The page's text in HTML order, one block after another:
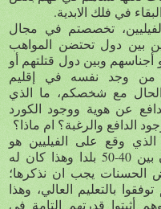
في فلك الابدية.
تخصصتم في مجال
بين دول تحتضن المواهب
أجناسهم وبين دول قتلتهم أو
من وجد نفسه في إقليم
مع شخصكم، ما الذي
عن هوية ووجود الكورد
الدافع والرغبة؟ ام ماذا؟
وقع على الفيليين هو
تشتتهم، لأن الفيليين حالياً متوزعون بين 40-50 بلدا وهذا كان له
الحسنات يجب ان نذكرها؛
بالتعليم العالي، وهذا
أثبتوا قدرتهم التامة في